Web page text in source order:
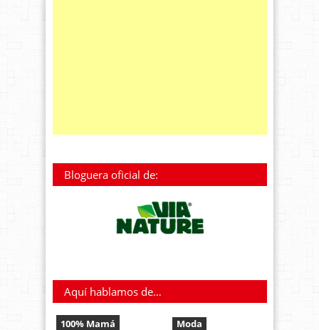
Bloguera oficial de:
Aquí hablamos de…
100% Mamá Moda